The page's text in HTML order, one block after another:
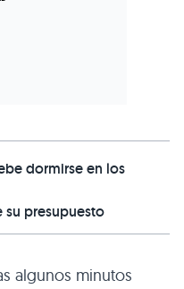
dormirse en los
su presupuesto
algunos minutos